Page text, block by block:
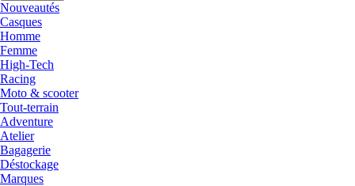
Nouveautés
Casques
Homme
Femme
High-Tech
Racing
Moto & scooter
Tout-terrain
Adventure
Atelier
Bagagerie
Déstockage
Marques